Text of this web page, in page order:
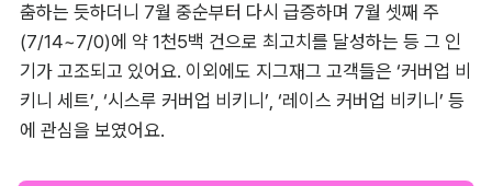
춤하는 듯하더니 7월 중순부터 다시 급증하며 7월 셋째 주
(7/14~7/0)에 약 1천5백 건으로 최고치를 달성하는 등 그 인
기가 고조되고 있어요. 이외에도 지그재그 고객들은 ‘커버업 비
키니 세트’, ‘시스루 커버업 비키니’, ‘레이스 커버업 비키니’ 등
에 관심을 보였어요.